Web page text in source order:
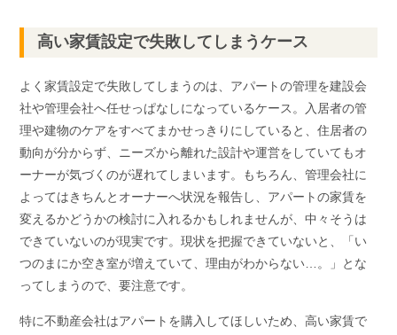
高い家賃設定で失敗してしまうケース
よく家賃設定で失敗してしまうのは、アパートの管理を建設会
社や管理会社へ任せっぱなしになっているケース。入居者の管
理や建物のケアをすべてまかせっきりにしていると、住居者の
動向が分からず、ニーズから離れた設計や運営をしていてもオ
ーナーが気づくのが遅れてしまいます。もちろん、管理会社に
よってはきちんとオーナーへ状況を報告し、アパートの家賃を
変えるかどうかの検討に入れるかもしれませんが、中々そうは
できていないのが現実です。現状を把握できていないと、「い
つのまにか空き室が増えていて、理由がわからない…。」とな
ってしまうので、要注意です。
特に不動産会社はアパートを購入してほしいため、高い家賃で